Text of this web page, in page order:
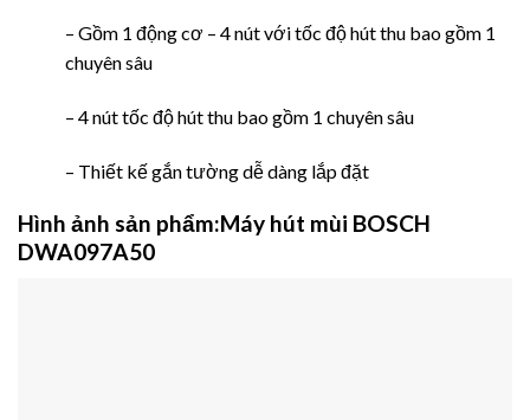
– Gồm 1 động cơ – 4 nút với tốc độ hút thu bao gồm 1
chuyên sâu
– 4 nút tốc độ hút thu bao gồm 1 chuyên sâu
– Thiết kế gắn tường dễ dàng lắp đặt
Hình ảnh sản phẩm:Máy hút mùi BOSCH
DWA097A50